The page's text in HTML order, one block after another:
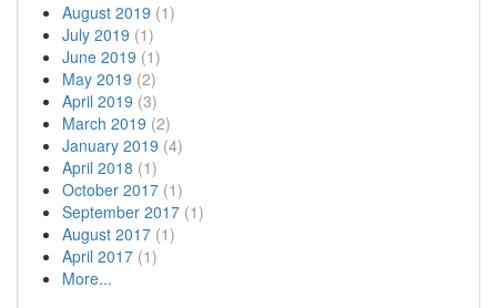
August 2019 (1)
July 2019 (1)
June 2019 (1)
May 2019 (2)
April 2019 (3)
March 2019 (2)
January 2019 (4)
April 2018 (1)
October 2017 (1)
September 2017 (1)
August 2017 (1)
April 2017 (1)
More...